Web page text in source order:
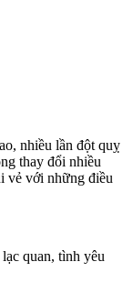
nhiều lần đột quỵ
thay đổi nhiều
vẻ với những điều
quan, tình yêu